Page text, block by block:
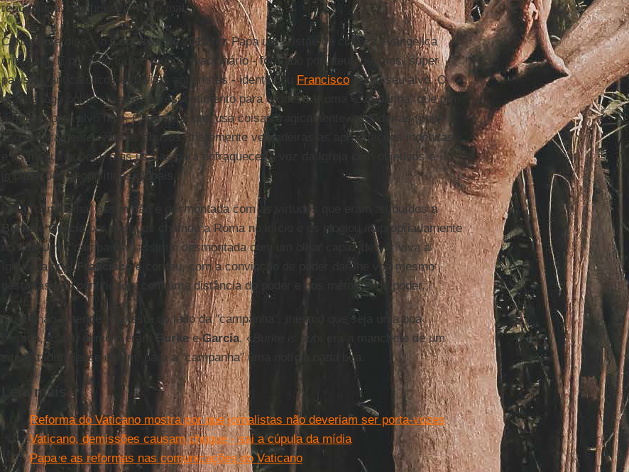
reacionária, comunicará mal o mal.
Consciente disso, o Conclave de 2013
fez Papa um cristão de clareza evangélica
cristalina. E por isso todo o mundo reacionário - formado por ateus devotos, super
papistas anticatólicos e direitas anticristãs - identificou Franciscocomo seu alvo. O
grande jogo político usa esse ressentimento para orquestrar uma "campanha" que tem
a Igreja como alvo final. Campanha que usa coisas tragicamente verdadeiras (pois
são tragicamente reais os abusos, tristemente verdadeiras as apropriações indébitas
e as maquinações), mas usa-as para enfraquecer a voz da Igreja com objetivos e
implicações geopolíticas globais.
Uma "campanha" assim não é desmontada com as virtudes que eram atribuídos a
Burke
eGarcíapor quem os chamou a Roma no início e os elogiou inapropriadamente
no fim. Uma "campanha" assim é desmontada com um olhar capaz de ver viva a
Igreja da qualFrancisco é corifeu, com a convicção de poder dar-lhe voz mesmo
nesta fase do pontificado, com uma distância do poder e dos métodos do poder.
Quem não entende isso está do lado da "campanha", mesmo que seja uma boa
pessoa, assim como o eramBurkeeGarcía. « Burke is out
» era a manchete de um
site estadunidense ontem: para a "campanha" uma notícia nada boa.
Leia mais
Reforma do Vaticano mostra por que jornalistas não deveriam ser porta-vozes
Vaticano, demissões causam choque - sai a cúpula da mídia
Papa e as reformas nas comunicações do Vaticano